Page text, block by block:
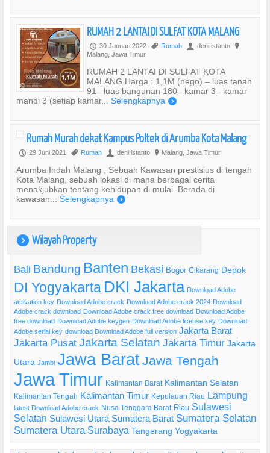
RUMAH 2 LANTAI DI SULFAT KOTA MALANG
P 30 Januari 2022 , Rumah U deni istanto ?
Malang, Jawa Timur
RUMAH 2 LANTAI DI SULFAT KOTA
MALANG Harga : 1,1M (nego) – luas tanah
91– luas bangunan 180– kamar 3– kamar
mandi 3 (setiap kamar... Selengkapnya )
Rumah Murah dekat Kampus Poltek di Arumba Kota Malang
P 29 Juni 2021 , Rumah U deni istanto ? Malang, Jawa Timur
Arumba Indah Malang , Sebuah Kawasan prestisius di tengah
Kota Malang, sebuah lokasi di mana berbagai cerita
menakjubkan tentang kehidupan di mulai. Berada di
kawasan... Selengkapnya )
) Wilayah Property
Bali Bandung Banten Bekasi Bogor Cikarang Depok
DI Yogyakarta DKI Jakarta Download Adobe
activation key Download Adobe crack Download Adobe crack 2024 Download
Adobe crack download Download Adobe crack free download Download Adobe
free download Download Adobe keygen Download Adobe license key Download
Adobe serial key download Download Adobe full version Jakarta Barat
Jakarta Pusat Jakarta Selatan Jakarta Timur Jakarta
Utara Jambi Jawa BaratJawa Tengah
Jawa Timur Kalimantan Barat Kalimantan Selatan
Kalimantan Tengah Kalimantan Timur Kepulauan Riau Lampung
latest Download Adobe crack Nusa Tenggara Barat Riau Sulawesi
Selatan Sulawesi Utara Sumatera Barat Sumatera Selatan
Sumatera Utara Surabaya Tangerang Yogyakarta